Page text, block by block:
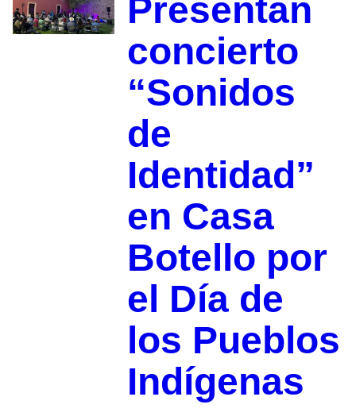
Presentan
concierto
“Sonidos
de
Identidad”
en Casa
Botello por
el Día de
los Pueblos
Indígenas